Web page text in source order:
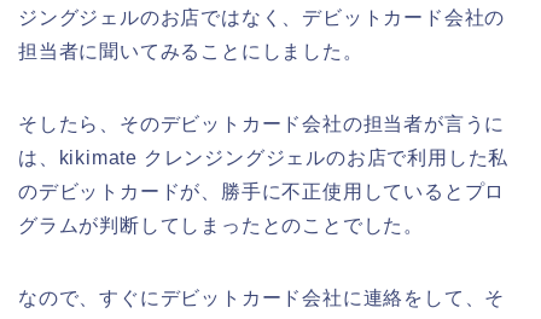
ジングジェルのお店ではなく、デビットカード会社の
担当者に聞いてみることにしました。
そしたら、そのデビットカード会社の担当者が言うに
は、kikimate クレンジングジェルのお店で利用した私
のデビットカードが、勝手に不正使用しているとプロ
グラムが判断してしまったとのことでした。
なので、すぐにデビットカード会社に連絡をして、そ